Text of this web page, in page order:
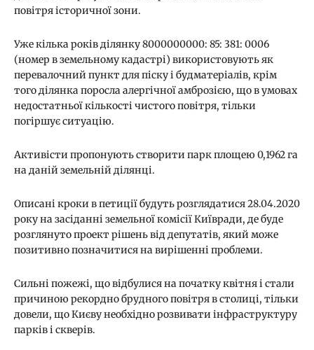
повітря історичної зони.
Уже кілька років ділянку 8000000000: 85: 381: 0006
(номер в земельному кадастрі) використовують як
перевалочний пункт для піску і будматеріалів, крім
того ділянка поросла алергічної амброзією, що в умовах
недостатньої кількості чистого повітря, тільки
погіршує ситуацію.
Активісти пропонують створити парк площею 0,1962 га
на даній земельній ділянці.
Описані кроки в петиції будуть розглядатися 28.04.2020
року на засіданні земельної комісії Київради, де буде
розглянуто проект рішень від депутатів, який може
позитивно позначитися на вирішенні проблеми.
Сильні пожежі, що відбулися на початку квітня і стали
причиною рекордно брудного повітря в столиці, тільки
довели, що Києву необхідно розвивати інфраструктуру
парків і скверів.